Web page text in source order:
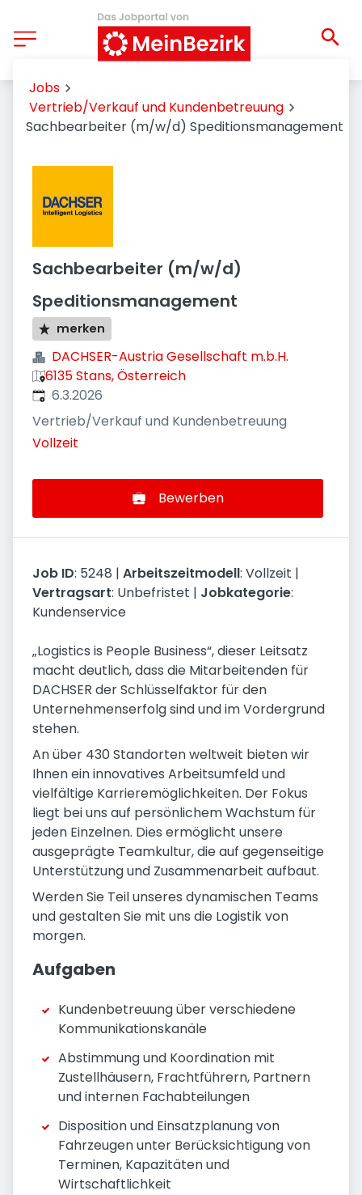
Jobs
Vertrieb/Verkauf und Kundenbetreuung
Sachbearbeiter (m/w/d) Speditionsmanagement
Sachbearbeiter (m/w/d)
Speditionsmanagement
merken
DACHSER-Austria Gesellschaft m.b.H.
6135 Stans, Österreich
Veröffentlicht
6.3.2026
Vertrieb/Verkauf und Kundenbetreuung
Vollzeit
Bewerben
Job ID: 5248 | Arbeitszeitmodell: Vollzeit |
Vertragsart: Unbefristet | Jobkategorie:
Kundenservice
„Logistics is People Business“, dieser Leitsatz
macht deutlich, dass die Mitarbeitenden für
DACHSER der Schlüsselfaktor für den
Unternehmenserfolg sind und im Vordergrund
stehen.
An über 430 Standorten weltweit bieten wir
Ihnen ein innovatives Arbeitsumfeld und
vielfältige Karrieremöglichkeiten. Der Fokus
liegt bei uns auf persönlichem Wachstum für
jeden Einzelnen. Dies ermöglicht unsere
ausgeprägte Teamkultur, die auf gegenseitige
Unterstützung und Zusammenarbeit aufbaut.
Werden Sie Teil unseres dynamischen Teams
und gestalten Sie mit uns die Logistik von
morgen.
Aufgaben
Kundenbetreuung über verschiedene
Kommunikationskanäle
Abstimmung und Koordination mit
Zustellhäusern, Frachtführern, Partnern
und internen Fachabteilungen
Disposition und Einsatzplanung von
Fahrzeugen unter Berücksichtigung von
Terminen, Kapazitäten und
Wirtschaftlichkeit